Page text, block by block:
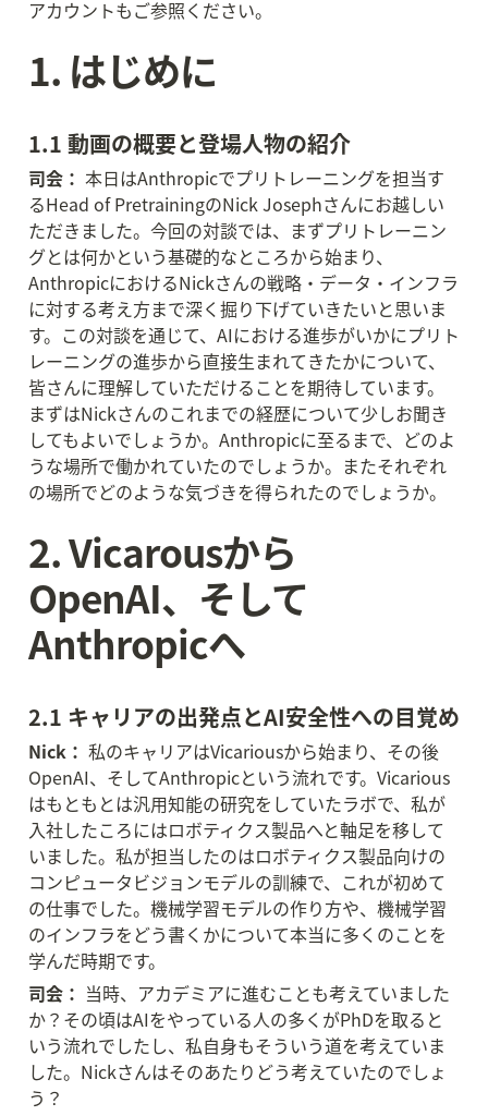
アカウントもご参照ください。
1. はじめに
1.1 動画の概要と登場人物の紹介
司会： 本日はAnthropicでプリトレーニングを担当す
るHead of PretrainingのNick Josephさんにお越しい
ただきました。今回の対談では、まずプリトレーニン
グとは何かという基礎的なところから始まり、
AnthropicにおけるNickさんの戦略・データ・インフラ
に対する考え方まで深く掘り下げていきたいと思いま
す。この対談を通じて、AIにおける進歩がいかにプリト
レーニングの進歩から直接生まれてきたかについて、
皆さんに理解していただけることを期待しています。
まずはNickさんのこれまでの経歴について少しお聞き
してもよいでしょうか。Anthropicに至るまで、どのよ
うな場所で働かれていたのでしょうか。またそれぞれ
の場所でどのような気づきを得られたのでしょうか。
2. Vicarousから
OpenAI、そして
Anthropicへ
2.1 キャリアの出発点とAI安全性への目覚め
Nick： 私のキャリアはVicariousから始まり、その後
OpenAI、そしてAnthropicという流れです。Vicarious
はもともとは汎用知能の研究をしていたラボで、私が
入社したころにはロボティクス製品へと軸足を移して
いました。私が担当したのはロボティクス製品向けの
コンピュータビジョンモデルの訓練で、これが初めて
の仕事でした。機械学習モデルの作り方や、機械学習
のインフラをどう書くかについて本当に多くのことを
学んだ時期です。
司会： 当時、アカデミアに進むことも考えていました
か？その頃はAIをやっている人の多くがPhDを取ると
いう流れでしたし、私自身もそういう道を考えていま
した。Nickさんはそのあたりどう考えていたのでしょ
う？